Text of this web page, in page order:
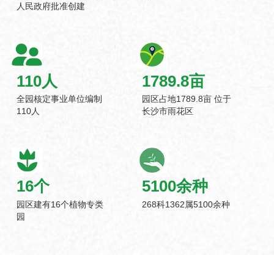
人民政府批准创建
110人
全园核定事业单位编制
110人
1789.8亩
园区占地1789.8亩 位于
长沙市雨花区
16个
园区建有16个植物专类
园
5100余种
268科1362属5100余种